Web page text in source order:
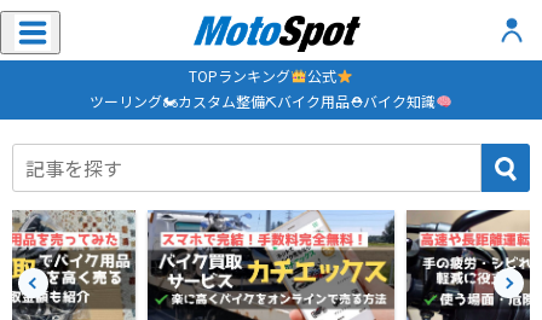
TOPランキング
公式
ツーリング🏍カスタム整備⛏バイク用品⛑バイク知識